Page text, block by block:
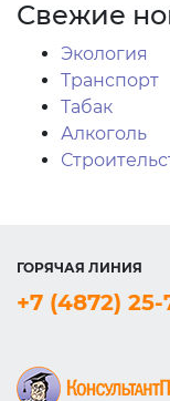
Свежие
Экология
Транспорт
Табак
Алкоголь
ГОРЯЧАЯ ЛИНИЯ
+7 (4872) 25-